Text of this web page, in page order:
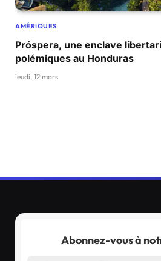
AMÉRIQUES
Próspera, une enclave
polémiques au Honduras
jeudi, 12 mars
Abonnez-vous à